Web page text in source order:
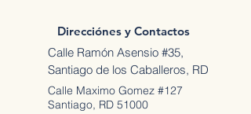
Direcciónes y Contactos
Calle Ramón Asensio #35,
Santiago de los Caballeros, RD
Calle Maximo Gomez #127
Santiago, RD 51000